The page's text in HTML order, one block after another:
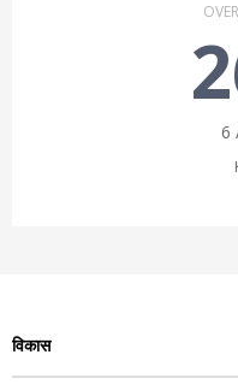
6
विकास